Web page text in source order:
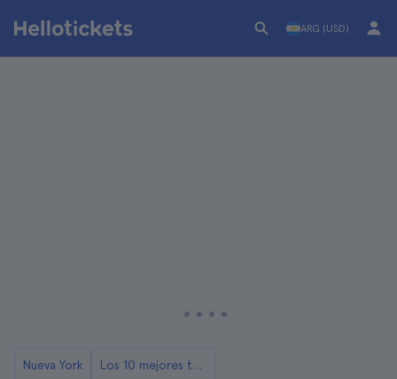
ARG (USD)
Nueva York Los 10 mejores tours de películas y series en Nueva York